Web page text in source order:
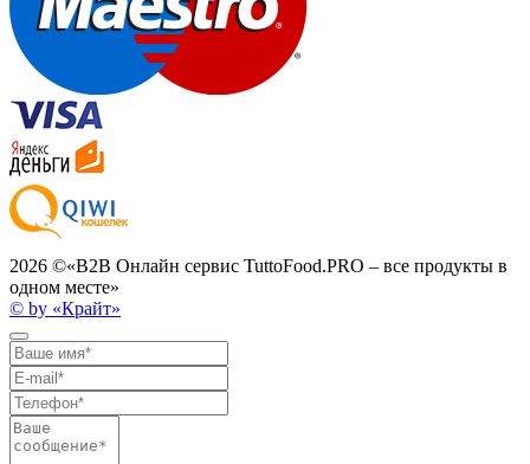
2026 ©«B2B Онлайн сервис TuttoFood.PRO – все продукты в
одном месте»
© by «Крайт»